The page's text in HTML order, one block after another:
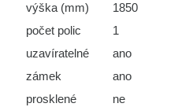
výška (mm)
1850
počet polic
1
uzavíratelné
ano
zámek
ano
prosklené
ne